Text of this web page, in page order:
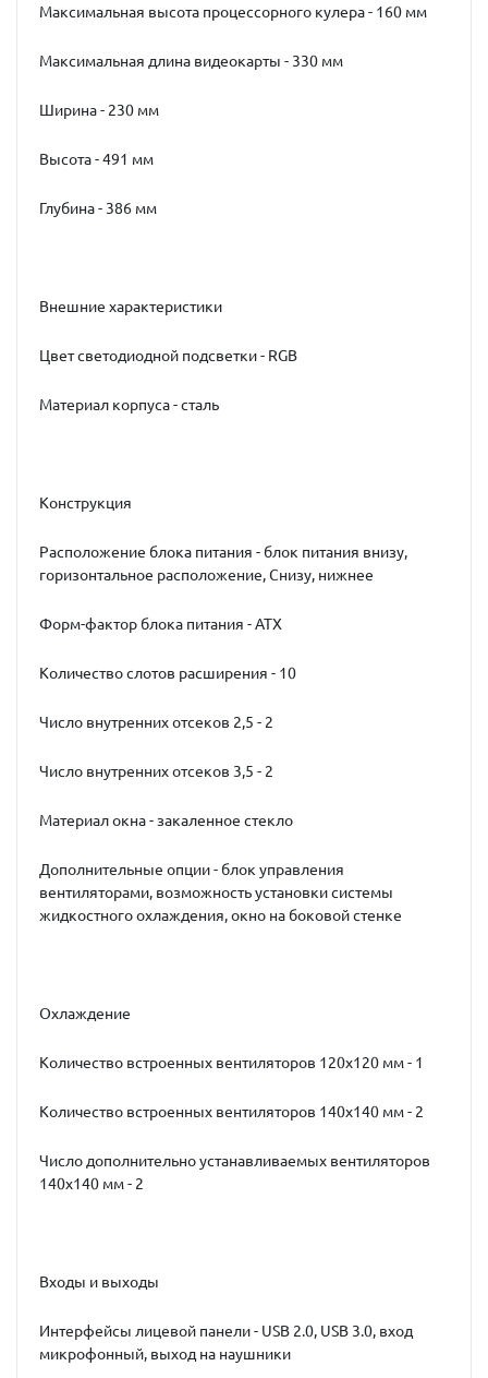
Максимальная высота процессорного кулера - 160 мм
Максимальная длина видеокарты - 330 мм
Ширина - 230 мм
Высота - 491 мм
Глубина - 386 мм
Внешние характеристики
Цвет светодиодной подсветки - RGB
Материал корпуса - сталь
Конструкция
Расположение блока питания - блок питания внизу,
горизонтальное расположение, Снизу, нижнее
Форм-фактор блока питания - ATX
Количество слотов расширения - 10
Число внутренних отсеков 2,5 - 2
Число внутренних отсеков 3,5 - 2
Материал окна - закаленное стекло
Дополнительные опции - блок управления
вентиляторами, возможность установки системы
жидкостного охлаждения, окно на боковой стенке
Охлаждение
Количество встроенных вентиляторов 120x120 мм - 1
Количество встроенных вентиляторов 140x140 мм - 2
Число дополнительно устанавливаемых вентиляторов
140x140 мм - 2
Входы и выходы
Интерфейсы лицевой панели - USB 2.0, USB 3.0, вход
микрофонный, выход на наушники